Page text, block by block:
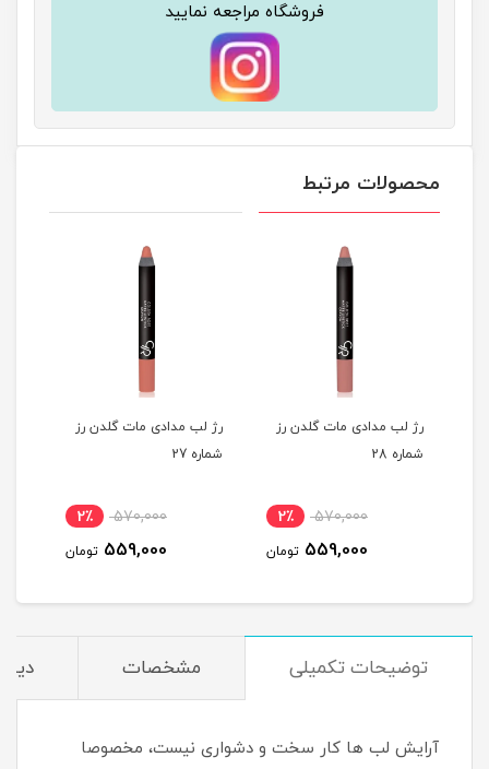
فروشگاه مراجعه نمایید
محصولات مرتبط
رژ لب مدادی مات گلدن رز
شماره 28
570,000 2٪
559,000 تومان
رژ لب مدادی مات گلدن رز
شماره 27
570,000 2٪
559,000 تومان
توضیحات تکمیلی مشخصات
آرایش لب ها کار سخت و دشواری نیست، مخصوصا